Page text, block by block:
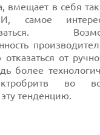
вмещает в себя
самое
отказаться от
более
во
тенденцию.